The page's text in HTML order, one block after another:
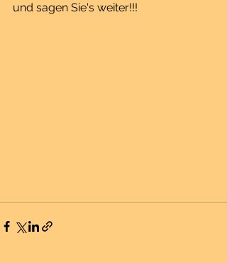
und sagen Sie's weiter!!!